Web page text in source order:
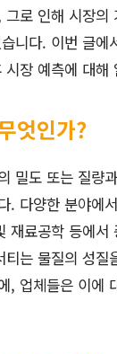
로 인해 시장의
니다. 이번 글에
장 예측에 대해
엇인가?
밀도 또는 질량
. 다양한 분야에
재료공학 등에서
티는 물질의 성질
, 업체들은 이에